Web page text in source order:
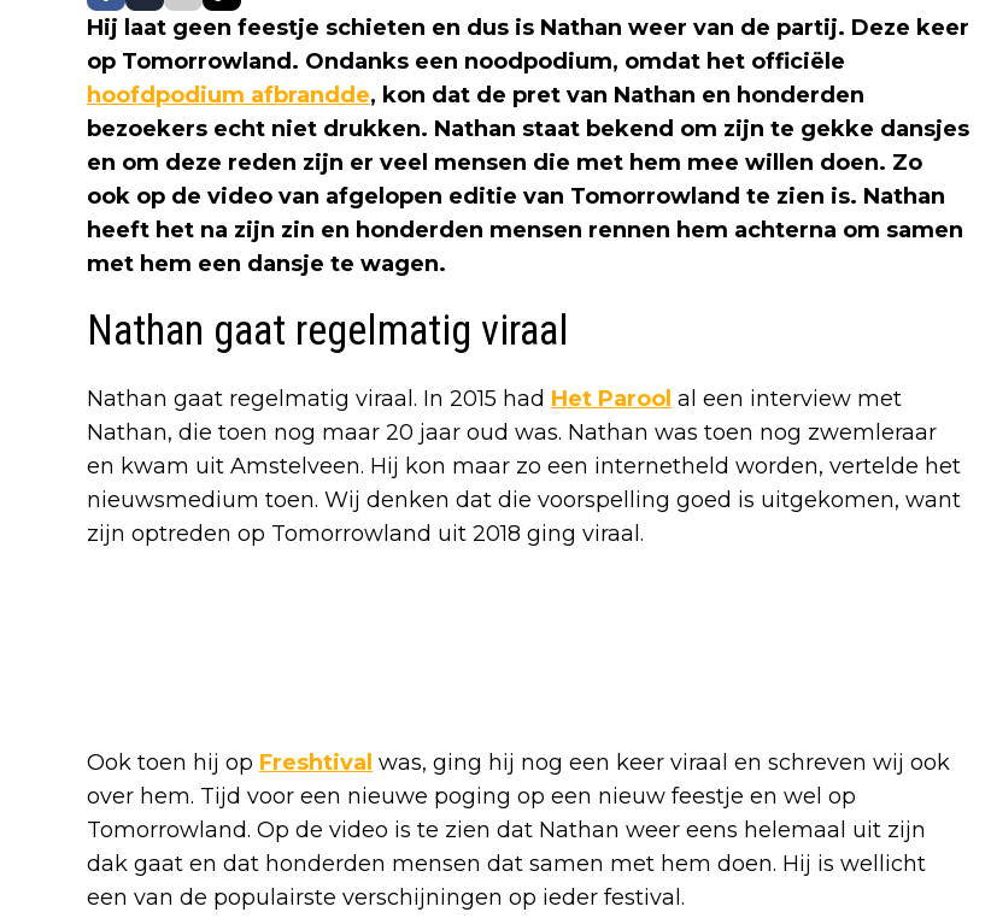
Hij laat geen feestje schieten en dus is Nathan weer van de partij. Deze keer
op Tomorrowland. Ondanks een noodpodium, omdat het officiële
hoofdpodium afbrandde, kon dat de pret van Nathan en honderden
bezoekers echt niet drukken. Nathan staat bekend om zijn te gekke dansjes
en om deze reden zijn er veel mensen die met hem mee willen doen. Zo
ook op de video van afgelopen editie van Tomorrowland te zien is. Nathan
heeft het na zijn zin en honderden mensen rennen hem achterna om samen
met hem een dansje te wagen.
Nathan gaat regelmatig viraal
Nathan gaat regelmatig viraal. In 2015 had Het Parool al een interview met
Nathan, die toen nog maar 20 jaar oud was. Nathan was toen nog zwemleraar
en kwam uit Amstelveen. Hij kon maar zo een internetheld worden, vertelde het
nieuwsmedium toen. Wij denken dat die voorspelling goed is uitgekomen, want
zijn optreden op Tomorrowland uit 2018 ging viraal.
Ook toen hij op Freshtival was, ging hij nog een keer viraal en schreven wij ook
over hem. Tijd voor een nieuwe poging op een nieuw feestje en wel op
Tomorrowland. Op de video is te zien dat Nathan weer eens helemaal uit zijn
dak gaat en dat honderden mensen dat samen met hem doen. Hij is wellicht
een van de populairste verschijningen op ieder festival.